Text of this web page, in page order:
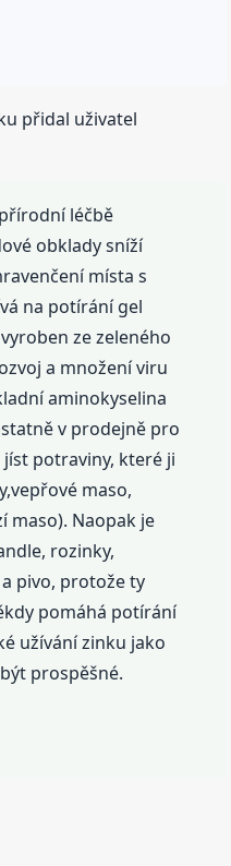
přidal uživatel
léčbě
obklady sníží
místa s
na potírání gel
ze zeleného
a množení viru
aminokyselina
v prodejně pro
potraviny, které ji
maso,
maso). Naopak je
rozinky,
a pivo, protože ty
pomáhá potírání
užívání zinku jako
prospěšné.